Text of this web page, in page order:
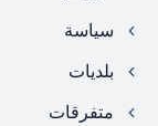
سياسة
بلديات
متفرقات